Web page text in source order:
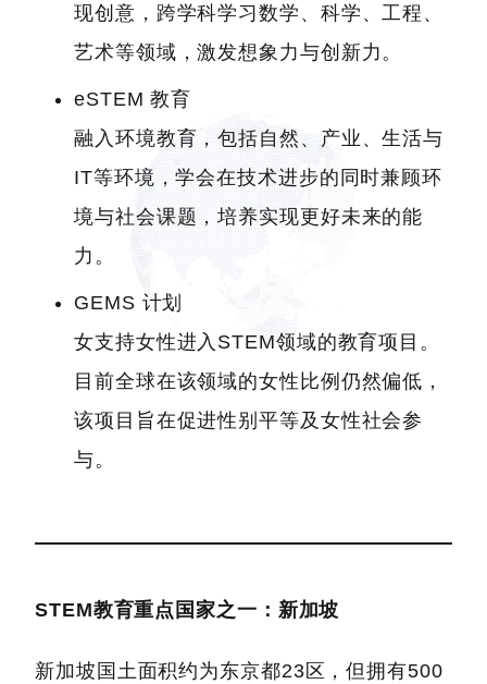
现创意，跨学科学习数学、科学、工程、
艺术等领域，激发想象力与创新力。
eSTEM 教育
融入环境教育，包括自然、产业、生活与
IT等环境，学会在技术进步的同时兼顾环
境与社会课题，培养实现更好未来的能
力。
GEMS 计划
女支持女性进入STEM领域的教育项目。
目前全球在该领域的女性比例仍然偏低，
该项目旨在促进性别平等及女性社会参
与。
STEM教育重点国家之一：新加坡
新加坡国土面积约为东京都23区，但拥有500